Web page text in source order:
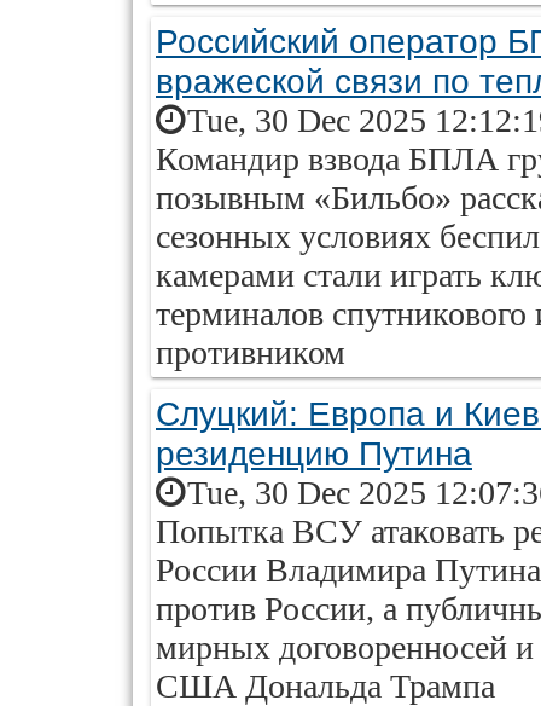
Российский оператор
вражеской связи по
Tue, 30 Dec 2025
Командир взвода БПЛА
позывным «Бильбо»
сезонных условиях
камерами стали играть
терминалов
противником
Слуцкий: Европа и
резиденцию Путина
Tue, 30 Dec 2025
Попытка ВСУ атаковать
России Владимира
против России, а
мирных договоренносей
США Дональда Трампа